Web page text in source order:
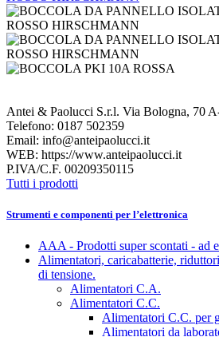
Antei & Paolucci S.r.l. Via Bologna, 70
Telefono: 0187 502359
Email: info@anteipaolucci.it
WEB: https://www.anteipaolucci.it
P.IVA/C.F. 00209350115
Tutti i prodotti
Strumenti e componenti per l’elettronica
AAA - Prodotti super scontati - ad
Alimentatori, caricabatterie,
di tensione.
Alimentatori C.A.
Alimentatori C.C.
Alimentatori C.C. per
Alimentatori da